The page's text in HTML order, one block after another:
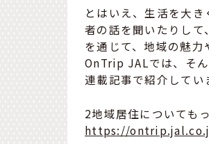
とはいえ、生活を大
者の話を聞いたりし
を通じて、地域の魅力
OnTrip JALでは、そ
連載記事で紹介してい
2地域居住についても
https://